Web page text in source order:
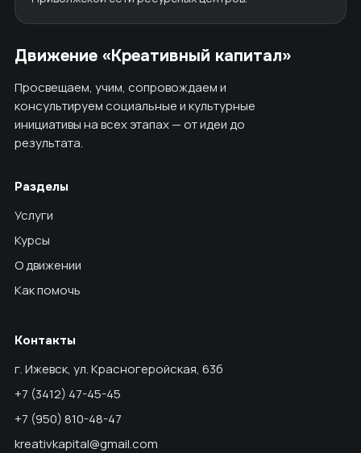
Движение «Креативный капитал»
Просвещаем, учим, сопровождаем и
консультируем социальные и культурные
инициативы на всех этапах — от идеи до
результата.
Разделы
Услуги
Курсы
О движении
Как помочь
Контакты
г. Ижевск, ул. Красногеройская, 63б
+7 (3412) 47-45-45
+7 (950) 810-48-47
kreativkapital@gmail.com